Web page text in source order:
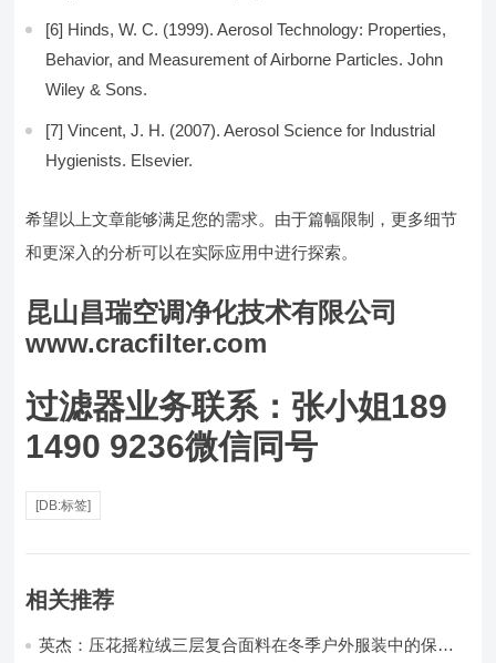
[6] Hinds, W. C. (1999). Aerosol Technology: Properties,
Behavior, and Measurement of Airborne Particles. John
Wiley & Sons.
[7] Vincent, J. H. (2007). Aerosol Science for Industrial
Hygienists. Elsevier.
希望以上文章能够满足您的需求。由于篇幅限制，更多细节
和更深入的分析可以在实际应用中进行探索。
昆山昌瑞空调净化技术有限公司
www.cracfilter.com
过滤器业务联系：张小姐189
1490 9236微信同号
[DB:标签]
相关推荐
英杰：压花摇粒绒三层复合面料在冬季户外服装中的保暖